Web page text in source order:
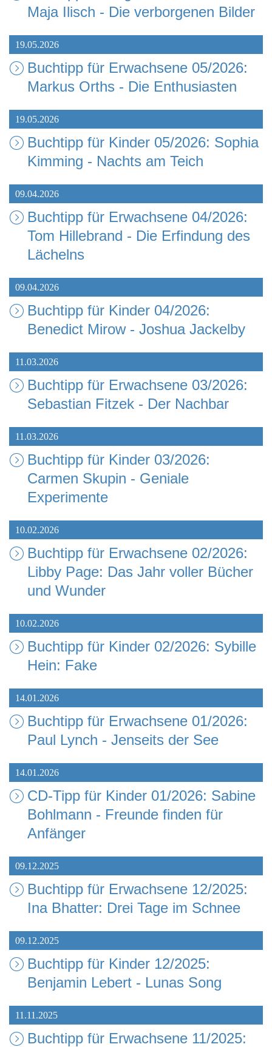
Maja Ilisch - Die verborgenen Bilder
19.05.2026
Buchtipp für Erwachsene 05/2026:
Markus Orths - Die Enthusiasten
19.05.2026
Buchtipp für Kinder 05/2026: Sophia
Kimming - Nachts am Teich
09.04.2026
Buchtipp für Erwachsene 04/2026:
Tom Hillebrand - Die Erfindung des
Lächelns
09.04.2026
Buchtipp für Kinder 04/2026:
Benedict Mirow - Joshua Jackelby
11.03.2026
Buchtipp für Erwachsene 03/2026:
Sebastian Fitzek - Der Nachbar
11.03.2026
Buchtipp für Kinder 03/2026:
Carmen Skupin - Geniale
Experimente
10.02.2026
Buchtipp für Erwachsene 02/2026:
Libby Page: Das Jahr voller Bücher
und Wunder
10.02.2026
Buchtipp für Kinder 02/2026: Sybille
Hein: Fake
14.01.2026
Buchtipp für Erwachsene 01/2026:
Paul Lynch - Jenseits der See
14.01.2026
CD-Tipp für Kinder 01/2026: Sabine
Bohlmann - Freunde finden für
Anfänger
09.12.2025
Buchtipp für Erwachsene 12/2025:
Ina Bhatter: Drei Tage im Schnee
09.12.2025
Buchtipp für Kinder 12/2025:
Benjamin Lebert - Lunas Song
11.11.2025
Buchtipp für Erwachsene 11/2025: